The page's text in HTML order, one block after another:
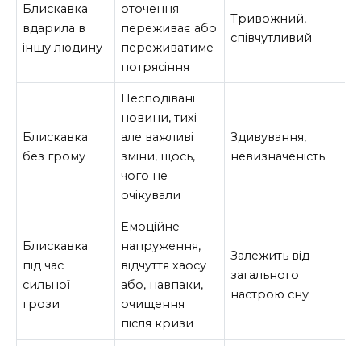
Блискавка
вдарила в
іншу людину
оточення
переживає або
переживатиме
потрясіння
Тривожний,
співчутливий
Блискавка
без грому
Несподівані
новини, тихі
але важливі
зміни, щось,
чого не
очікували
Здивування,
невизначеність
Блискавка
під час
сильної
грози
Емоційне
напруження,
відчуття хаосу
або, навпаки,
очищення
після кризи
Залежить від
загального
настрою сну